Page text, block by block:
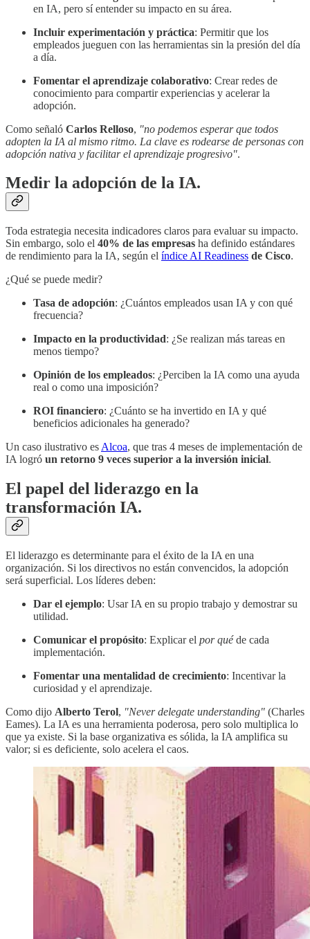
en IA, pero sí entender su impacto en su área.
Incluir experimentación y práctica: Permitir que los
empleados jueguen con las herramientas sin la presión del día
a día.
Fomentar el aprendizaje colaborativo: Crear redes de
conocimiento para compartir experiencias y acelerar la
adopción.
Como señaló Carlos Relloso, "no podemos esperar que todos
adopten la IA al mismo ritmo. La clave es rodearse de personas con
adopción nativa y facilitar el aprendizaje progresivo".
Medir la adopción de la IA.
Toda estrategia necesita indicadores claros para evaluar su impacto.
Sin embargo, solo el 40% de las empresas ha definido estándares
de rendimiento para la IA, según el índice AI Readiness de Cisco.
¿Qué se puede medir?
Tasa de adopción: ¿Cuántos empleados usan IA y con qué
frecuencia?
Impacto en la productividad: ¿Se realizan más tareas en
menos tiempo?
Opinión de los empleados: ¿Perciben la IA como una ayuda
real o como una imposición?
ROI financiero: ¿Cuánto se ha invertido en IA y qué
beneficios adicionales ha generado?
Un caso ilustrativo es Alcoa, que tras 4 meses de implementación de
IA logró un retorno 9 veces superior a la inversión inicial.
El papel del liderazgo en la
transformación IA.
El liderazgo es determinante para el éxito de la IA en una
organización. Si los directivos no están convencidos, la adopción
será superficial. Los líderes deben:
Dar el ejemplo: Usar IA en su propio trabajo y demostrar su
utilidad.
Comunicar el propósito: Explicar el por quéde cada
implementación.
Fomentar una mentalidad de crecimiento: Incentivar la
curiosidad y el aprendizaje.
Como dijo Alberto Terol, "Never delegate understanding" (Charles
Eames). La IA es una herramienta poderosa, pero solo multiplica lo
que ya existe. Si la base organizativa es sólida, la IA amplifica su
valor; si es deficiente, solo acelera el caos.